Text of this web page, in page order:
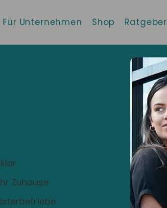
Für Unternehmen Shop Ratgeber
Zuhause